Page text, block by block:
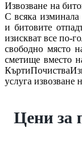
Извозване на
С всяка изминала
и битовите
изискват все по-
свободно място
сметище вместо
услуга извозване
Цени за